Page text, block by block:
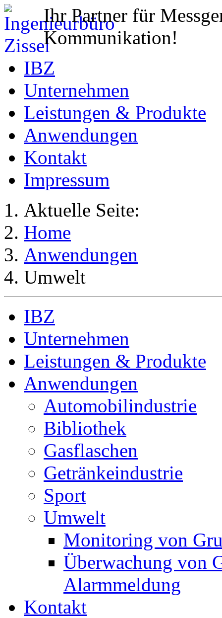
Ihr Partner für
Kommunikation!
IBZ
Unternehmen
Leistungen & Produkte
Anwendungen
Kontakt
Impressum
Aktuelle Seite:
Home
Anwendungen
Umwelt
IBZ
Unternehmen
Leistungen & Produkte
Anwendungen
Automobilindustrie
Bibliothek
Gasflaschen
Getränkeindustrie
Sport
Umwelt
Monitoring von
Überwachung von
Alarmmeldung
Kontakt